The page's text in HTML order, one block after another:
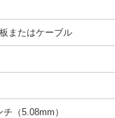
またはケーブル
（5.08mm）